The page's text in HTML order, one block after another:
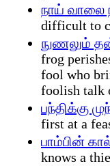
நாய் வாலை
difficult to
நுணலும்
frog
fool who
foolish talk
பந்திக்கு
first at a
பாம்பின்
knows a